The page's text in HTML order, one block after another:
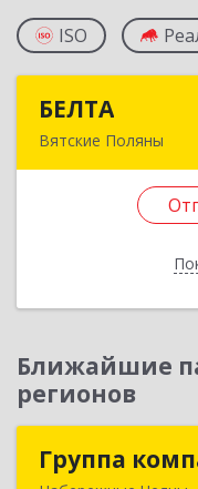
ISO
БЕЛТА
Вятские Поляны
Ближайшие
регионов
Группа